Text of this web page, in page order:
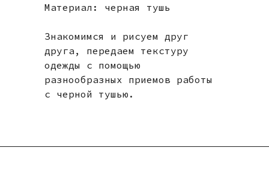
Материал: черная тушь
Знакомимся и рисуем друг
друга, передаем текстуру
одежды с помощью
разнообразных приемов работы
с черной тушью.